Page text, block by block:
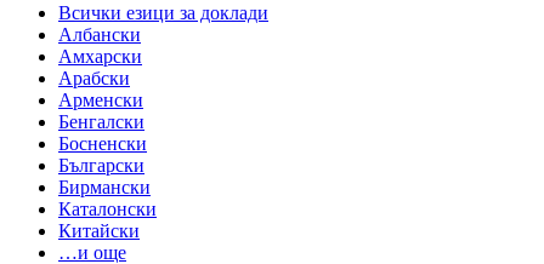
Всички езици за доклади
Албански
Амхарски
Арабски
Арменски
Бенгалски
Босненски
Български
Бирмански
Каталонски
Китайски
…и още